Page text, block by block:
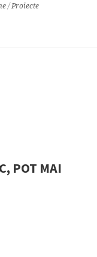
/Proiecte
POT MAI